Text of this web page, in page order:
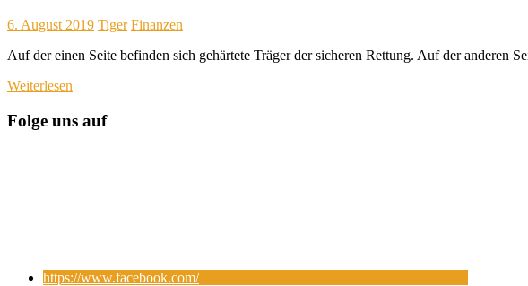
6. August 2019 Tiger Finanzen
Auf der einen Seite befinden sich gehärtete Träger der sicheren Rettung. Auf der anderen
Weiterlesen
Folge uns auf
https://www.facebook.com/